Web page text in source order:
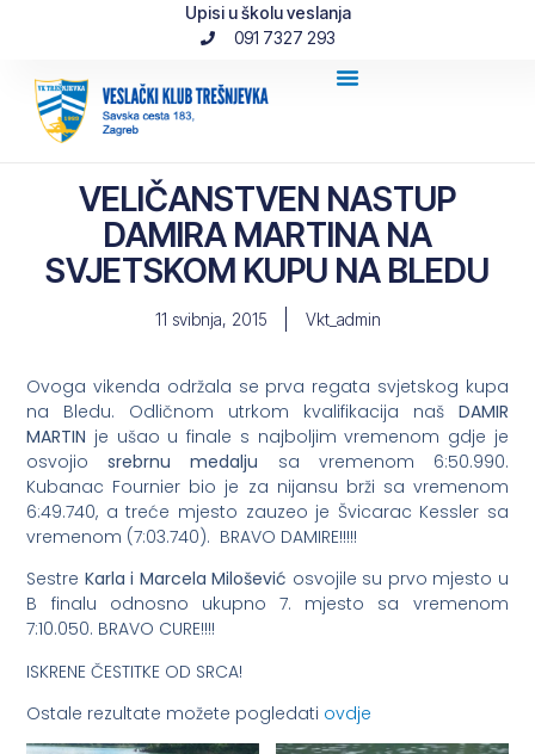
Upisi u školu veslanja
091 7327 293
VELIČANSTVEN NASTUP
DAMIRA MARTINA NA
SVJETSKOM KUPU NA BLEDU
11 svibnja, 2015 Vkt_admin
Ovoga vikenda održala se prva regata svjetskog kupa
na Bledu. Odličnom utrkom kvalifikacija naš DAMIR
MARTIN je ušao u finale s najboljim vremenom gdje je
osvojiosrebrnu medalju sa vremenom 6:50.990.
Kubanac Fournier bio je za nijansu brži sa vremenom
6:49.740, a treće mjesto zauzeo je Švicarac Kessler sa
vremenom (7:03.740). BRAVO DAMIRE!!!!!
Sestre Karla i Marcela Milošević osvojile su prvo mjesto u
B finalu odnosno ukupno 7. mjesto sa vremenom
7:10.050. BRAVO CURE!!!!
ISKRENE ČESTITKE OD SRCA!
Ostale rezultate možete pogledati ovdje